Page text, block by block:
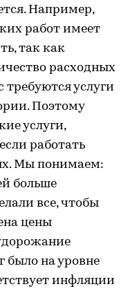
Например,
работ имеет
так как
расходных
услуги
Поэтому
услуги,
работать
Мы понимаем:
больше
все, чтобы
цены
было на уровне
инфляции